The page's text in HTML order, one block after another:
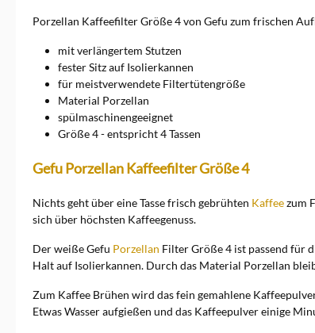
den 50er Jahren entwickelt
GEFU mit Herzblut deutsche
Kochen und Backen. Selber
Kochen und dabei auf
hochverarbeitete
Lebensmittel weitestgehend
zu verzichten wird wieder
zum Trend. Für eine gesunde
Ernährung wird die
wichtiger. Mit den richtigen
kann nicht nur das erreicht
werden. Es sind auch
Geschmackserlebnisse
möglich, die denen in guten
Profiküchen gleichen. Fast
jeder kennt die Passiermühle
Unternehmen bekannt
gemacht hat. In den letzten 20
Porzellan Kaffeefilter Größe 4 von Gefu zum frischen
mit verlängertem Stutzen
fester Sitz auf Isolierkannen
für meistverwendete Filtertütengröße
Material Porzellan
spülmaschinengeeignet
Größe 4 - entspricht 4 Tassen
Gefu Porzellan Kaffeefilter Größe 4
Nichts geht über eine Tasse frisch gebrühten Kaffeezum
sich über höchsten Kaffeegenuss.
Der weiße Gefu Porzellan Filter Größe 4 ist passend für
Halt auf Isolierkannen. Durch das Material Porzellan
Zum Kaffee Brühen wird das fein gemahlene
Etwas Wasser aufgießen und das Kaffeepulver einige